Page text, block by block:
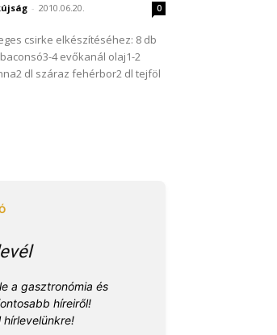
- 2010.06.20. 0
csirke elkészítéséhez: 8 db
4 evőkanál olaj1-2
dl száraz fehérbor2 dl tejföl
a gasztronómia és
híreiről!